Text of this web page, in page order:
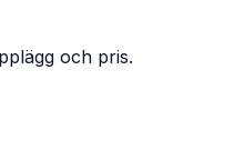
och pris.